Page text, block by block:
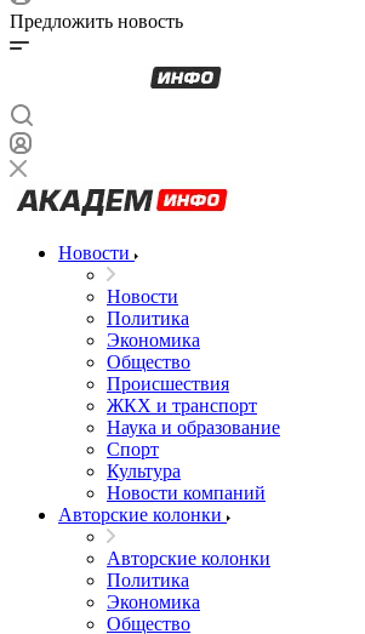
Предложить новость
Новости
Новости
Политика
Экономика
Общество
Происшествия
ЖКХ и транспорт
Наука и образование
Спорт
Культура
Новости компаний
Авторские колонки
Авторские колонки
Политика
Экономика
Общество